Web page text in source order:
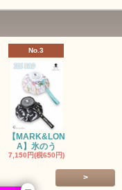
No.3
【MARK&LON
A】氷のう
7,150円(税650円)
>